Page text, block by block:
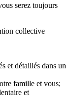
serez toujours
collective
et détaillés dans un
famille et vous;
et